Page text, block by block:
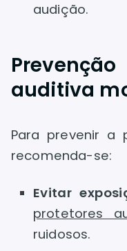
audição.
auditiva
Para prevenir a
recomenda-se:
Evitar
protetores
ruidosos.